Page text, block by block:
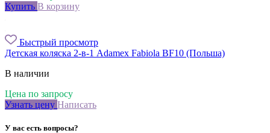
Купить В корзину
Быстрый просмотр
Детская коляска 2-в-1 Adamex Fabiola BF10 (Польша)
В наличии
Цена по запросу
Узнать цену Написать
У вас есть вопросы?